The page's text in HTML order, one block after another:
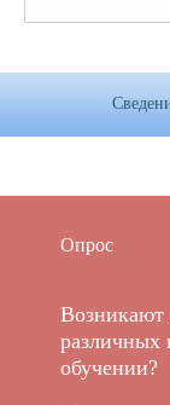
Опрос
Возникают
различных
обучении?